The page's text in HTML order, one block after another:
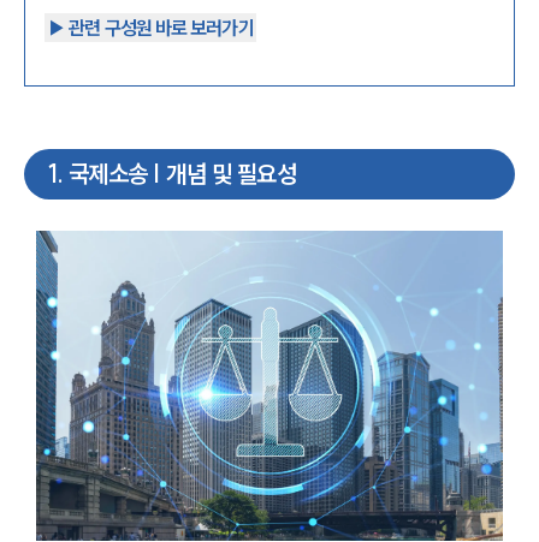
▶︎ 관련 구성원 바로 보러가기
1. 국제소송 | 개념 및 필요성